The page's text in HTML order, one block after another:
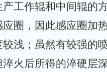
工作辊和中间辊的
圈，因此感应圈加
浅；虽然有较强的
火后所得的淬硬层